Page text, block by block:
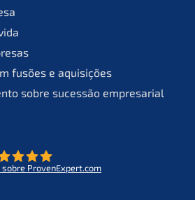
fusões e aquisições
sobre suces­são empresarial
ProvenExpert.com